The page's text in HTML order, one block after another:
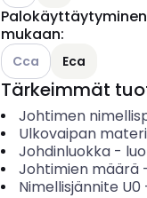
Palokäyttäytyminen
mukaan:
Katso käytettävissä
Cca Eca
Tärkeimmät
Johtimen
Ulkovaipan
Johdinluokka-
Johtimien määrä
Nimellisjännite U0